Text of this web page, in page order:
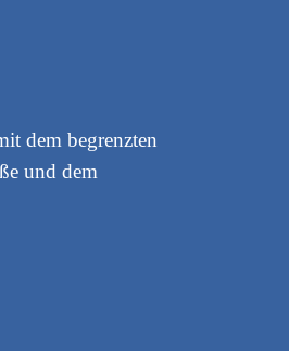
dem begrenzten
und dem